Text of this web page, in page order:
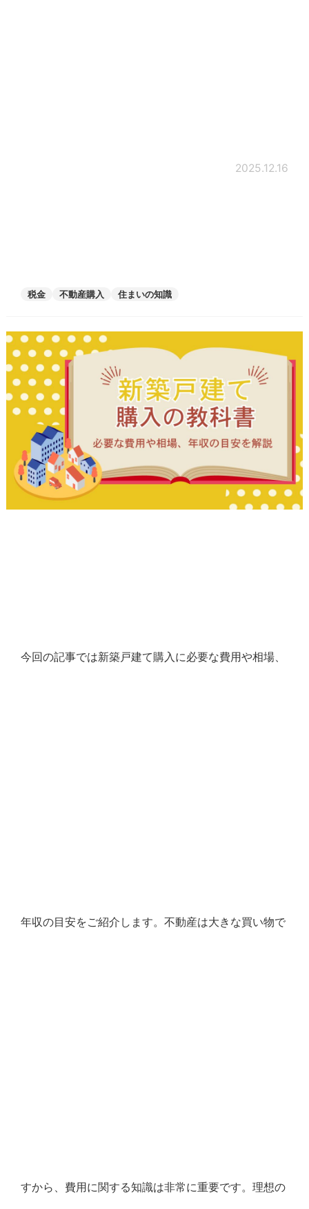
税金 不動産購入 住まいの知識
2025.12.16
今回の記事では新築戸建て購入に必要な費用や相場、
年収の目安をご紹介します。不動産は大きな買い物で
すから、費用に関する知識は非常に重要です。理想の